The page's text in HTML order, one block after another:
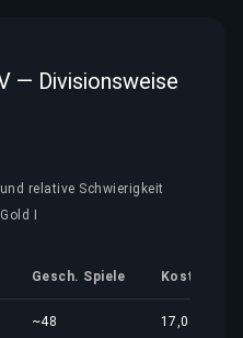
— Divisionsweise
relative Schwierigkeit
I
Gesch. Spiele
~48 17,04 €